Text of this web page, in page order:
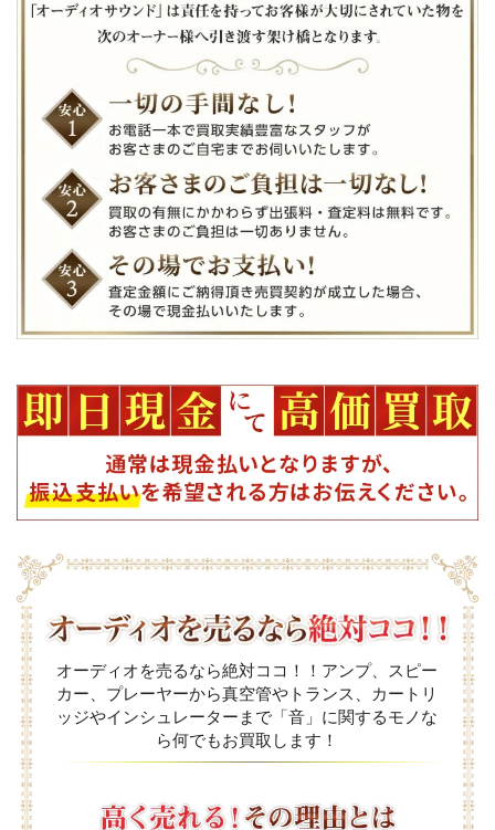
オーディオを売るなら絶対ココ！！アンプ、スピー
カー、プレーヤーから真空管やトランス、カートリ
ッジやインシュレーターまで「音」に関するモノな
ら何でもお買取します！